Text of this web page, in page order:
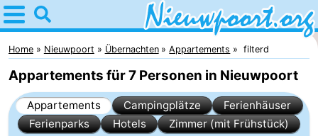
Home
Nieuwpoort
Tipps
Für
Home Nieuwpoort Übernachten Appartements filterd
Appartements für 7 Personen in Nieuwpoort
Appartements Campingplätze
Ferienhäuser
Ferienparks
Hotels Zimmer (mit Frühstück)